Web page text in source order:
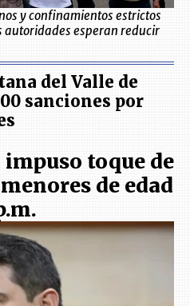
y confinamientos estrictos
autoridades esperan reducir
del Valle de
sanciones por
toque de
de edad